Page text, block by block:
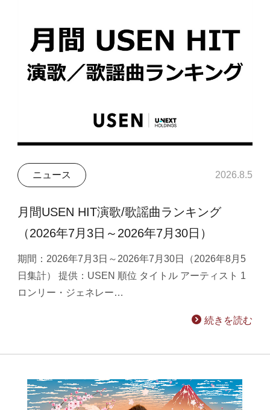
ニュース 2026.8.5
月間USEN HIT演歌/歌謡曲ランキング
（2026年7月3日～2026年7月30日）
期間：2026年7月3日～2026年7月30日（2026年8月5
日集計） 提供：USEN 順位 タイトル アーティスト 1
ロンリー・ジェネレー…
続きを読む